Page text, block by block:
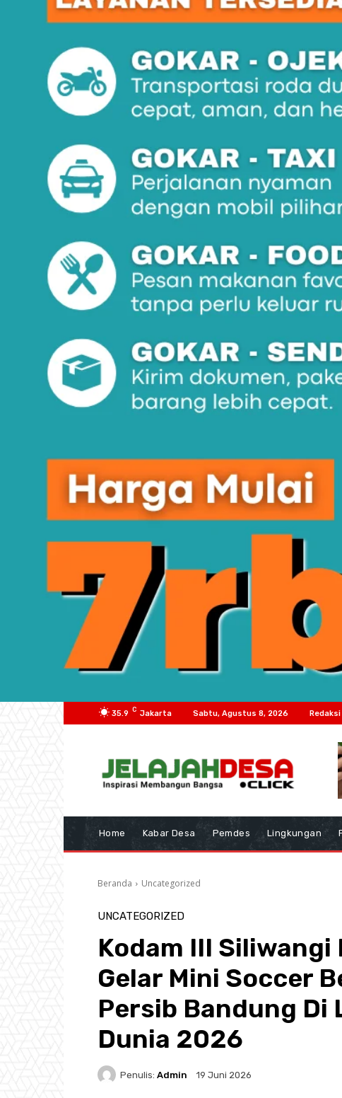
35.9 C Jakarta Sabtu, Agustus 8, 2026 Redaksi
Home Kabar Desa Pemdes Lingkungan
Beranda Uncategorized
UNCATEGORIZED
Kodam III Siliwangi
Gelar Mini Soccer
Persib Bandung Di
Dunia 2026
Penulis: Admin 19 Juni 2026